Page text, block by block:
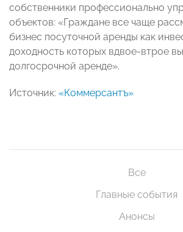
собственники профессионально
объектов: «Граждане все чаще
бизнес посуточной аренды как
доходность которых вдвое-втрое
долгосрочной аренде».
Источник: «Коммерсантъ»
Все
Главные события
Анонсы